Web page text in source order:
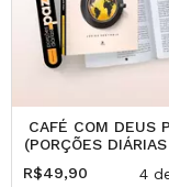
CAFÉ COM DEUS
(PORÇÕES
R$49,90
4